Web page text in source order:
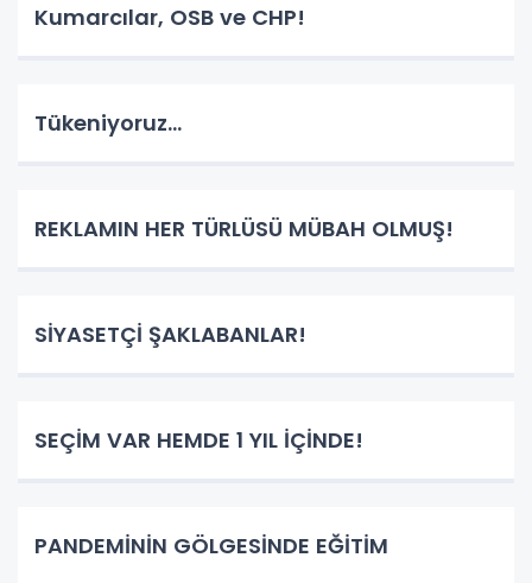
Kumarcılar, OSB ve CHP!
Tükeniyoruz...
REKLAMIN HER TÜRLÜSÜ MÜBAH OLMUŞ!
SİYASETÇİ ŞAKLABANLAR!
SEÇİM VAR HEMDE 1 YIL İÇİNDE!
PANDEMİNİN GÖLGESİNDE EĞİTİM